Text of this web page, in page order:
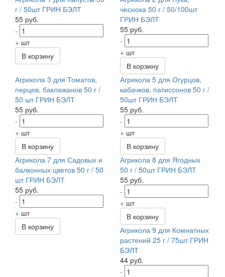
г / 50шт ГРИН БЭЛТ
55 руб.
-
+ шт
В корзину
чеснока 50 г / 50/100шт
ГРИН БЭЛТ
55 руб.
-
+ шт
В корзину
Агрикола 3 для Томатов,
перцев, баклажанов 50 г /
50 шт ГРИН БЭЛТ
55 руб.
-
+ шт
В корзину
Агрикола 5 для Огурцов,
кабачков, патиссонов 50 г /
50шт ГРИН БЭЛТ
55 руб.
-
+ шт
В корзину
Агрикола 7 для Садовых и
балконных цветов 50 г / 50
шт ГРИН БЭЛТ
55 руб.
-
+ шт
В корзину
Агрикола 8 для Ягодных
50 г / 50шт ГРИН БЭЛТ
55 руб.
-
+ шт
В корзину
Агрикола 9 для Комнатных
растений 25 г / 75шт ГРИН
БЭЛТ
44 руб.
-